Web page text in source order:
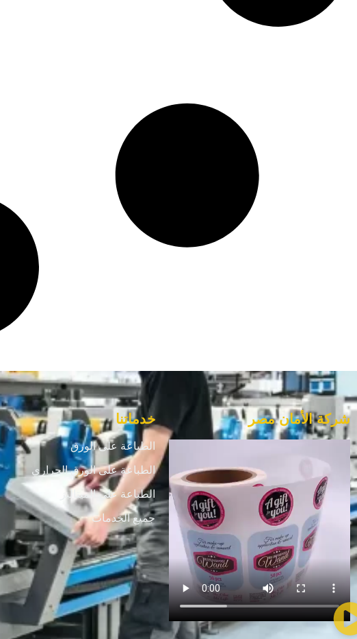
شركة الأمان مصر خدماتنا
الطباعة على الورق
الطباعة على الورق الحراري
الطباعة علي الميتاليز
جميع الخدمات